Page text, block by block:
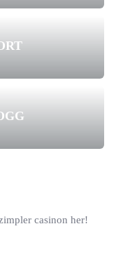
casinon her!